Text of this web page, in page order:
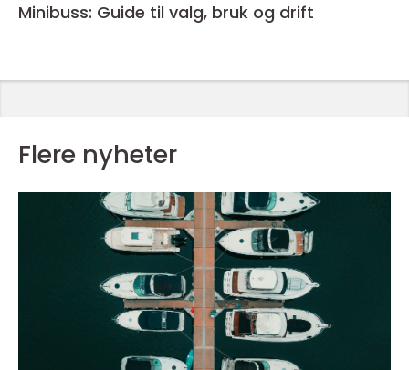
Minibuss: Guide til valg, bruk og drift
Flere nyheter